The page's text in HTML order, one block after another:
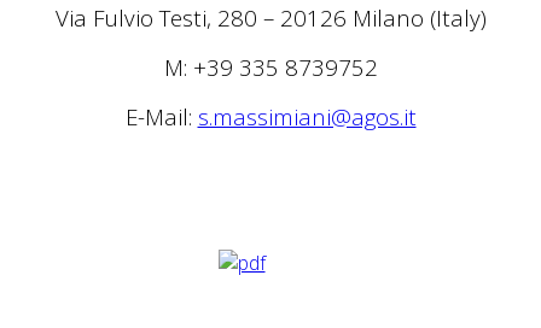
Via Fulvio Testi, 280 – 20126 Milano (Italy)
M: +39 335 8739752
E-Mail: s.massimiani@agos.it